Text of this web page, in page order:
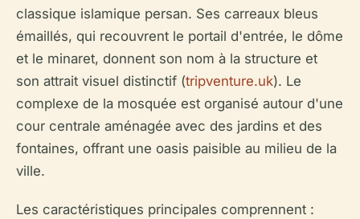
classique islamique persan. Ses carreaux bleus
émaillés, qui recouvrent le portail d'entrée, le dôme
et le minaret, donnent son nom à la structure et
son attrait visuel distinctif (tripventure.uk). Le
complexe de la mosquée est organisé autour d'une
cour centrale aménagée avec des jardins et des
fontaines, offrant une oasis paisible au milieu de la
ville.
Les caractéristiques principales comprennent :